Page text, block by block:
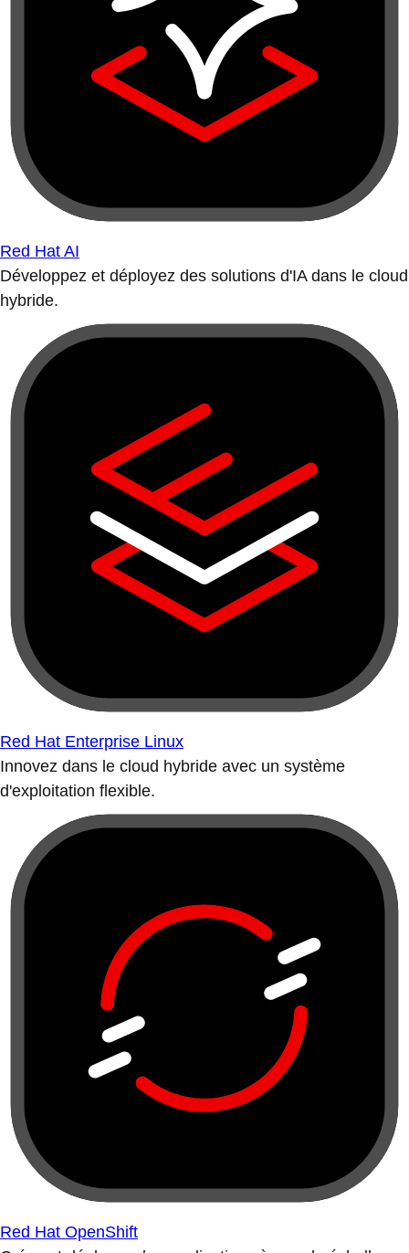
Red Hat AI
Développez et déployez des solutions d'IA dans le cloud
hybride.
Red Hat Enterprise Linux
Innovez dans le cloud hybride avec un système
d'exploitation flexible.
Red Hat OpenShift